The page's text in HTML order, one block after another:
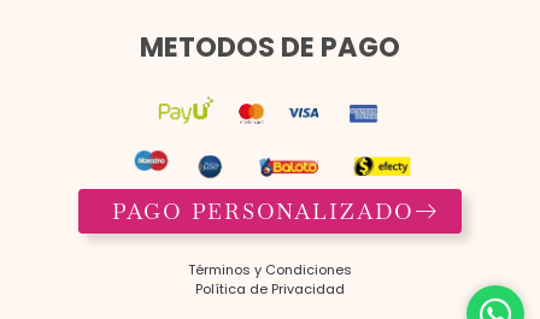
METODOS DE PAGO
PAGO PERSONALIZADO
Términos y Condiciones​
Política de Privacidad